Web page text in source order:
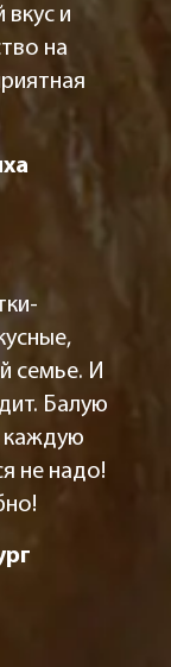
и
на
семье. И
Балую
каждую
не надо!